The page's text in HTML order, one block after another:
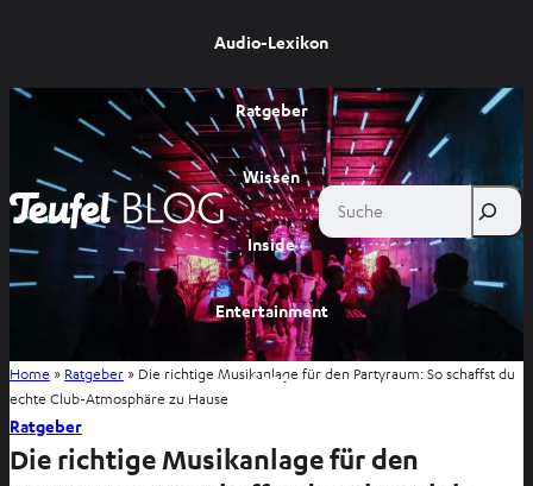
Audio-Lexikon
Ratgeber
Wissen
Inside
Entertainment
Shop
Suche
Home » Ratgeber » Die richtige Musikanlage für den Partyraum: So schaffst du
echte Club-Atmosphäre zu Hause
Ratgeber
Die richtige Musikanlage für den